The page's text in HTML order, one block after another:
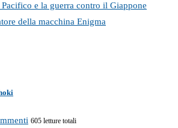
e la guerra contro il Giappone
della macchina Enigma
605 letture totali